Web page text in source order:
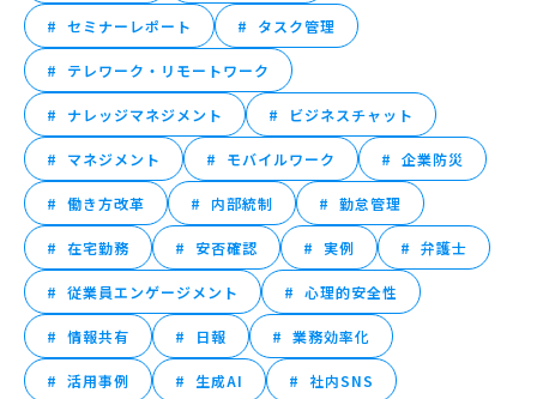
セミナーレポート タスク管理
テレワーク・リモートワーク
ナレッジマネジメント ビジネスチャット
マネジメント モバイルワーク 企業防災
働き方改革 内部統制 勤怠管理
在宅勤務 安否確認 実例 弁護士
従業員エンゲージメント 心理的安全性
情報共有 日報 業務効率化
活用事例 生成AI 社内SNS